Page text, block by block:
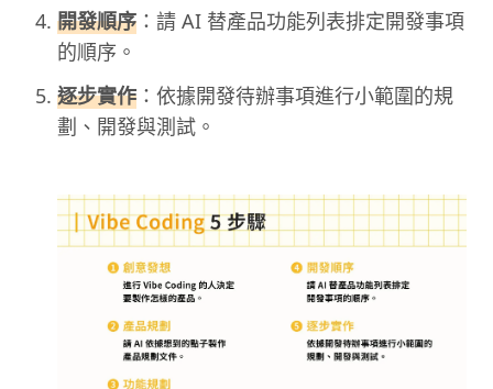
開發順序 ：請 AI 替產品功能列表排定開發事項
的順序。
逐步實作 ：依據開發待辦事項進行小範圍的規
劃、開發與測試。